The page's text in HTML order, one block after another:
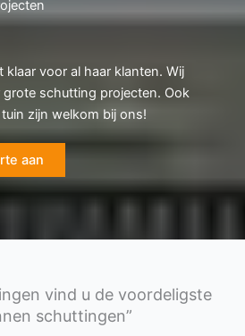
klaar voor al haar klanten. Wij
schutting projecten. Ook
zijn welkom bij ons!
aan
vind u de voordeligste
schuttingen”